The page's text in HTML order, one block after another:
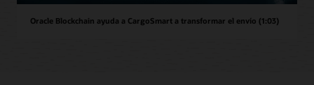
Oracle Blockchain ayuda a CargoSmart a transformar el envío (1:03)